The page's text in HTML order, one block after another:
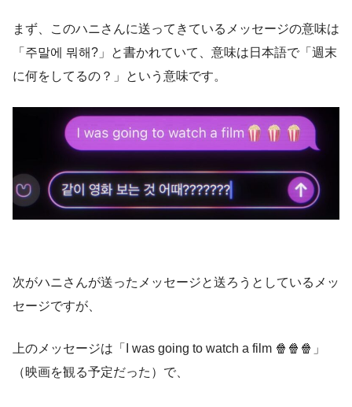
まず、このハニさんに送ってきているメッセージの意味は
「주말에 뭐해?」と書かれていて、意味は日本語で「週末
に何をしてるの？」という意味です。
次がハニさんが送ったメッセージと送ろうとしているメッ
セージですが、
上のメッセージは「I was going to watch a film 🍿🍿🍿」
（映画を観る予定だった）で、